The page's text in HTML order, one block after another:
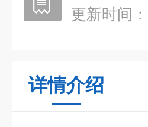
更新时间：
详情介绍